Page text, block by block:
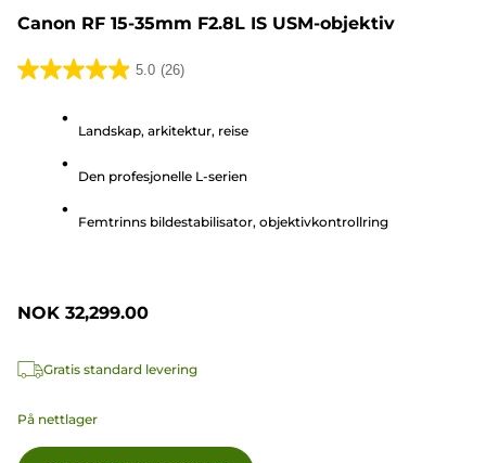
Canon RF 15-35mm F2.8L IS USM-objektiv
5.0 (26)
5.0
stjerner.
omtaler
Landskap, arkitektur, reise
Den profesjonelle L-serien
Femtrinns bildestabilisator, objektivkontrollring
NOK 32,299.00
Gratis standard levering
På nettlager